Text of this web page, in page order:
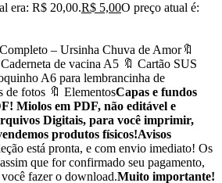
era: R$ 20,00.R$ 5,00O preço atual é:
– Ursinha Chuva de Amor🔖
de vacina A5 🔖 Cartão SUS
A6 para lembrancinha de
de fotos 🔖 ElementosCapas e fundos
Miolos em PDF, não editável e
Digitais, para você imprimir,
produtos físicos!Avisos
está pronta, e com envio imediato! Os
que for confirmado seu pagamento,
fazer o download.Muito importante!